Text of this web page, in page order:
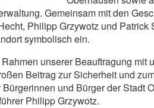
Gemeinsam mit den
Philipp Grzywotz und Patrick
symbolisch ein.
unserer Beauftragung mit
Beitrag zur Sicherheit und
und Bürger der Stadt
Philipp Grzywotz.